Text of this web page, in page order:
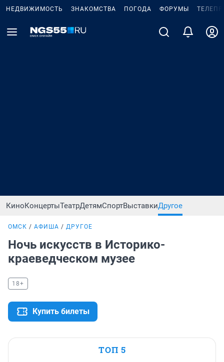
НЕДВИЖИМОСТЬ ЗНАКОМСТВА ПОГОДА ФОРУМЫ
КиноКонцертыТеатрДетямСпортВыставкиДругое
ОМСК АФИША ДРУГОЕ
Ночь искусств в Историко-
краеведческом музее
18+
Купить билеты
ТОП 5